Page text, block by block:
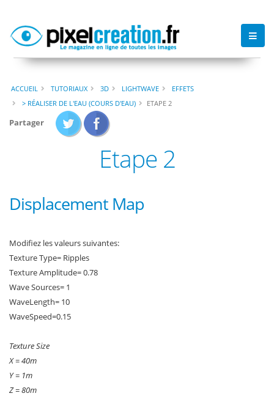
ACCUEIL TUTORIAUX 3D LIGHTWAVE
EFFETS
> RÉALISER DE L'EAU (COURS D'EAU)
ETAPE 2
Partager
Etape 2
Displacement Map
Modifiez les valeurs suivantes:
Texture Type= Ripples
Texture Amplitude= 0.78
Wave Sources= 1
WaveLength= 10
WaveSpeed=0.15
Texture Size
X = 40m
Y = 1m
Z = 80m